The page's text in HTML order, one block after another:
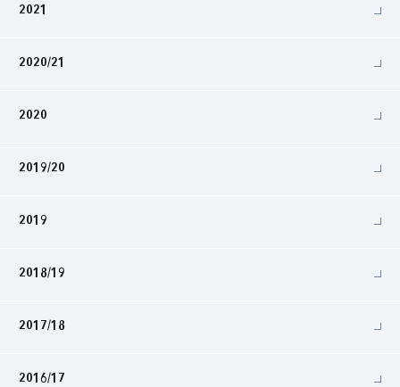
2021
2020/21
2020
2019/20
2019
2018/19
2017/18
2016/17